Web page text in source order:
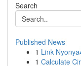
Search
Published News
1 Link
1 Calculate